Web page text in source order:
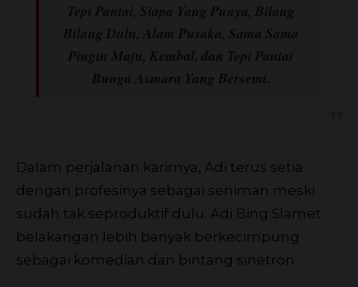
Tepi Pantai, Siapa Yang Punya, Bilang
Bilang Dulu, Alam Pusaka, Sama Sama
Pingin Maju, Kembal, dan Tepi Pantai
Bunga Asmara Yang Bersemi.
Dalam perjalanan karirnya, Adi terus setia
dengan profesinya sebagai seniman meski
sudah tak seproduktif dulu. Adi Bing Slamet
belakangan lebih banyak berkecimpung
sebagai komedian dan bintang sinetron.